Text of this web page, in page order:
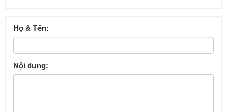
Họ & Tên:
Nội dung: